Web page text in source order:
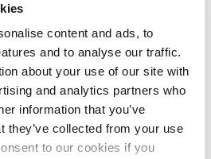
content and ads, to
and to analyse our traffic.
about your use of our site with
and analytics partners who
information that you’ve
they’ve collected from your use
to our cookies if you
點來看,於未來可以積極的
所期待的人力資本資料。
後集團間架構統一及情報可視